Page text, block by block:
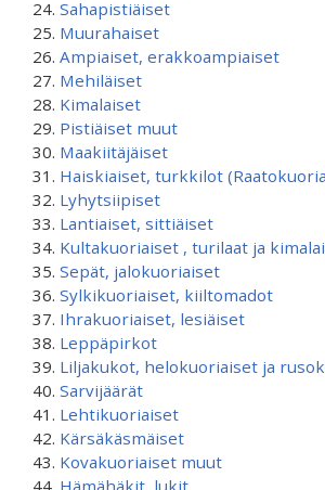
Sahapistiäiset
Muurahaiset
Ampiaiset, erakkoampiaiset
Mehiläiset
Kimalaiset
Pistiäiset muut
Maakiitäjäiset
Haiskiaiset, turkkilot
Lyhytsiipiset
Lantiaiset, sittiäiset
Kultakuoriaiset , turilaat ja
Sepät, jalokuoriaiset
Sylkikuoriaiset, kiiltomadot
Ihrakuoriaiset, lesiäiset
Leppäpirkot
Liljakukot, helokuoriaiset ja
Sarvijäärät
Lehtikuoriaiset
Kärsäkäsmäiset
Kovakuoriaiset muut
Hämähäkit, lukit